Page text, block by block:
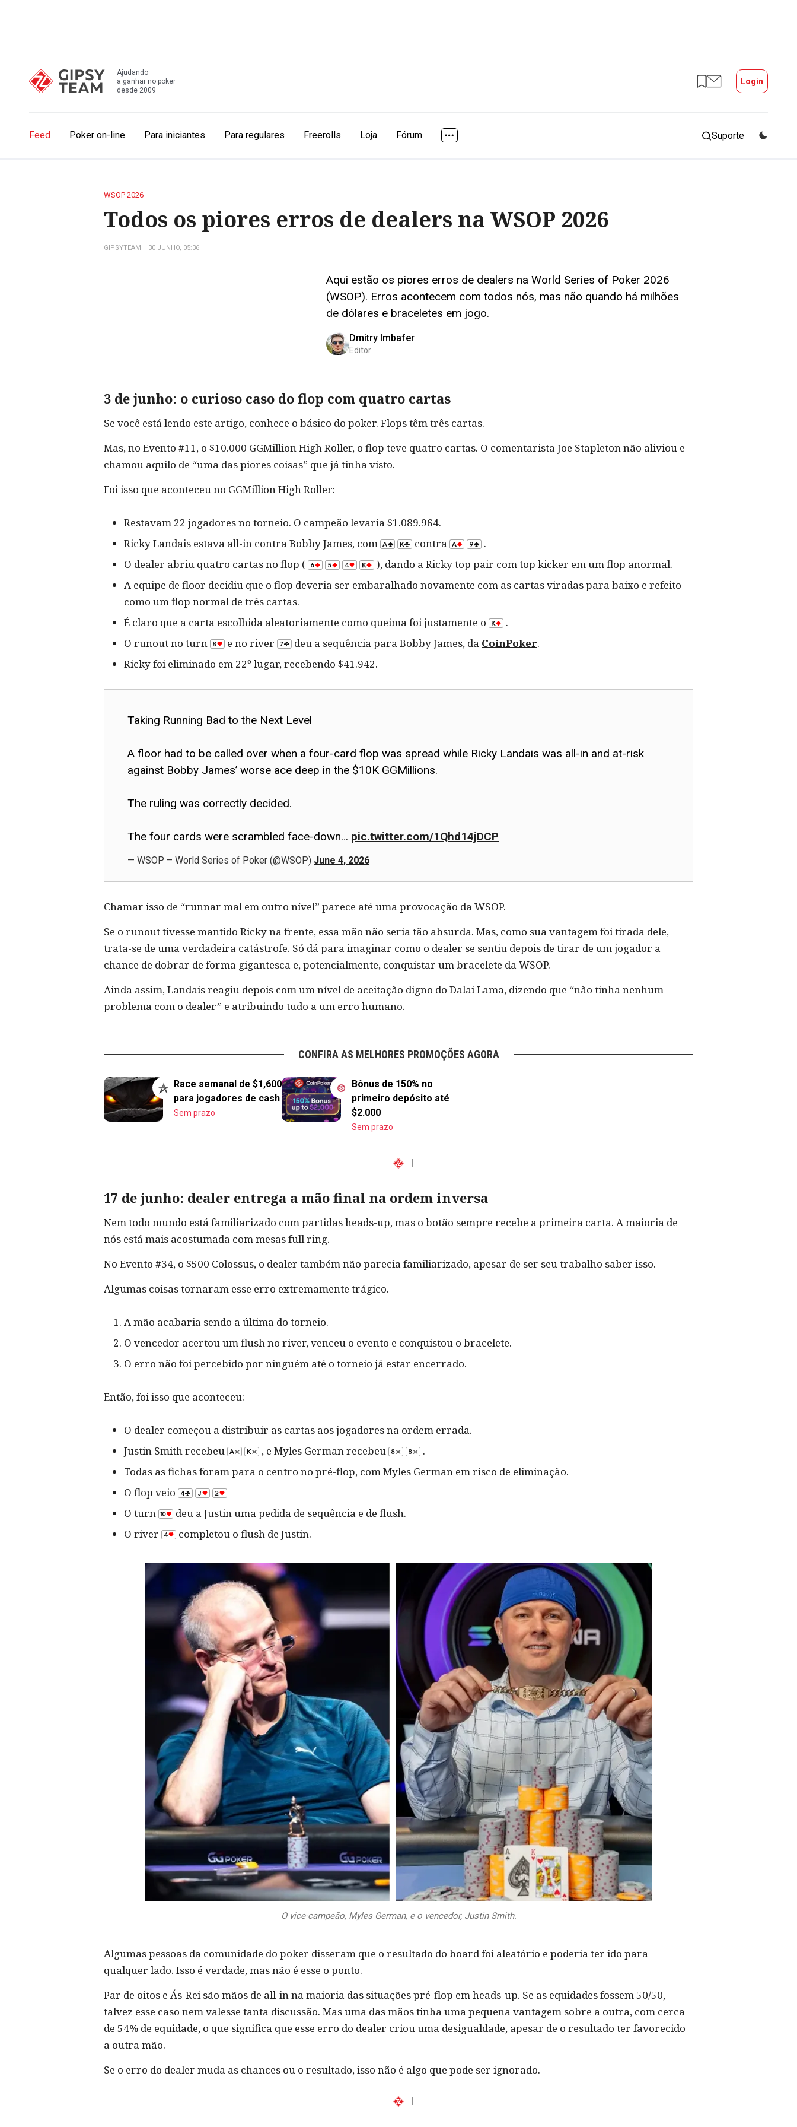
Ajudando
a ganhar no poker
desde 2009
Login
Feed Poker on-line Para iniciantes Para regulares Freerolls Loja Fórum Suporte
WSOP 2026
Todos os piores erros de dealers na WSOP 2026
GIPSYTEAM 30 JUNHO, 05:36
Aqui estão os piores erros de dealers na World Series of Poker 2026
(WSOP). Erros acontecem com todos nós, mas não quando há milhões
de dólares e braceletes em jogo.
Dmitry Imbafer
Editor
3 de junho: o curioso caso do flop com quatro cartas
Se você está lendo este artigo, conhece o básico do poker. Flops têm três cartas.
Mas, no Evento #11, o $10.000 GGMillion High Roller, o flop teve quatro cartas. O comentarista Joe Stapleton não aliviou e
chamou aquilo de “uma das piores coisas” que já tinha visto.
Foi isso que aconteceu no GGMillion High Roller:
Restavam 22 jogadores no torneio. O campeão levaria $1.089.964.
Ricky Landais estava all-in contra Bobby James, com
contra
.
O dealer abriu quatro cartas no flop (
), dando a Ricky top pair com top kicker em um flop anormal.
A equipe de floor decidiu que o flop deveria ser embaralhado novamente com as cartas viradas para baixo e refeito
como um flop normal de três cartas.
É claro que a carta escolhida aleatoriamente como queima foi justamente o
.
O runout no turn
e no river deu a sequência para Bobby James, da CoinPoker.
Ricky foi eliminado em 22º lugar, recebendo $41.942.
Taking Running Bad to the Next Level
A floor had to be called over when a four-card flop was spread while Ricky Landais was all-in and at-risk
against Bobby James’ worse ace deep in the $10K GGMillions.
The ruling was correctly decided.
The four cards were scrambled face-down… pic.twitter.com/1Qhd14jDCP
— WSOP – World Series of Poker (@WSOP) June 4, 2026
Chamar isso de “runnar mal em outro nível” parece até uma provocação da WSOP.
Se o runout tivesse mantido Ricky na frente, essa mão não seria tão absurda. Mas, como sua vantagem foi tirada dele,
trata-se de uma verdadeira catástrofe. Só dá para imaginar como o dealer se sentiu depois de tirar de um jogador a
chance de dobrar de forma gigantesca e, potencialmente, conquistar um bracelete da WSOP.
Ainda assim, Landais reagiu depois com um nível de aceitação digno do Dalai Lama, dizendo que “não tinha nenhum
problema com o dealer” e atribuindo tudo a um erro humano.
CONFIRA AS MELHORES PROMOÇÕES AGORA
Race semanal de $1,600
para jogadores de cash
Sem prazo
Bônus de 150% no
primeiro depósito até
$2.000
Sem prazo
17 de junho: dealer entrega a mão final na ordem inversa
Nem todo mundo está familiarizado com partidas heads-up, mas o botão sempre recebe a primeira carta. A maioria de
nós está mais acostumada com mesas full ring.
No Evento #34, o $500 Colossus, o dealer também não parecia familiarizado, apesar de ser seu trabalho saber isso.
Algumas coisas tornaram esse erro extremamente trágico.
A mão acabaria sendo a última do torneio.
O vencedor acertou um flush no river, venceu o evento e conquistou o bracelete.
O erro não foi percebido por ninguém até o torneio já estar encerrado.
Então, foi isso que aconteceu:
O dealer começou a distribuir as cartas aos jogadores na ordem errada.
Justin Smith recebeu
, e Myles German recebeu
.
Todas as fichas foram para o centro no pré-flop, com Myles German em risco de eliminação.
O flop veio
O turn
deu a Justin uma pedida de sequência e de flush.
O river
completou o flush de Justin.
O vice-campeão, Myles German, e o vencedor, Justin Smith.
Algumas pessoas da comunidade do poker disseram que o resultado do board foi aleatório e poderia ter ido para
qualquer lado. Isso é verdade, mas não é esse o ponto.
Par de oitos e Ás-Rei são mãos de all-in na maioria das situações pré-flop em heads-up. Se as equidades fossem 50/50,
talvez esse caso nem valesse tanta discussão. Mas uma das mãos tinha uma pequena vantagem sobre a outra, com cerca
de 54% de equidade, o que significa que esse erro do dealer criou uma desigualdade, apesar de o resultado ter favorecido
a outra mão.
Se o erro do dealer muda as chances ou o resultado, isso não é algo que pode ser ignorado.